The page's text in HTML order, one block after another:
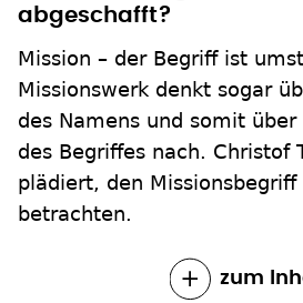
abgeschafft?
Mission – der Begriff ist
Missionswerk denkt sogar
des Namens und somit über
des Begriffes nach. Christof
plädiert, den
betrachten.
zum